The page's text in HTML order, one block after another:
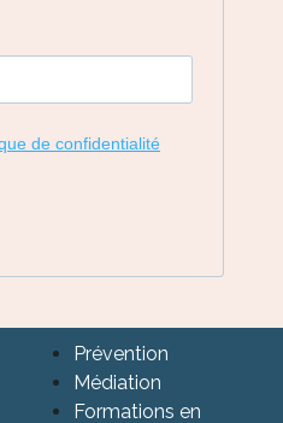
de confidentialité
Prévention
Médiation
Formations en